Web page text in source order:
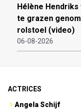
Hélène
te grazen
rolstoel (video)
06-08-2026
ACTRICES
Angela Schijf